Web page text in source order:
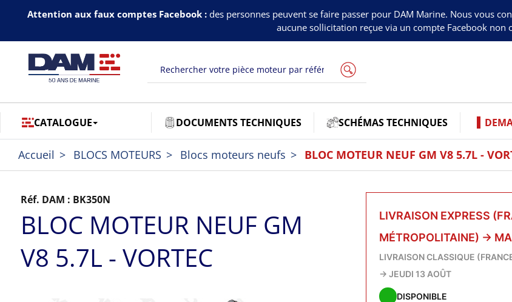
Attention aux faux comptes Facebook :des personnes peuvent se faire passer pour DAM Marine. Nous vous
aucune sollicitation reçue via un compte Facebook non
CATALOGUE DOCUMENTS TECHNIQUES SCHÉMAS TECHNIQUES
Accueil BLOCS MOTEURS Blocs moteurs neufs BLOC MOTEUR NEUF GM V8 5.7L -
Réf. DAM : BK350N
BLOC MOTEUR NEUF GM
V8 5.7L - VORTEC
LIVRAISON EXPRESS
MÉTROPOLITAINE) →
LIVRAISON CLASSIQUE
→ JEUDI 13 AOÛT
DISPONIBLE